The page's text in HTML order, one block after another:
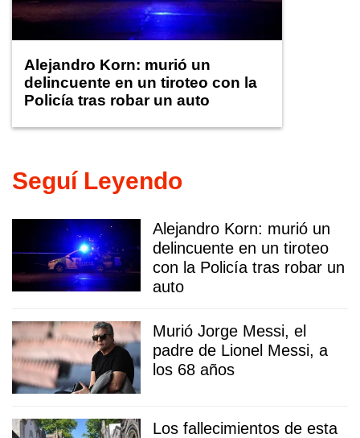
Alejandro Korn: murió un
delincuente en un tiroteo con la
Policía tras robar un auto
Seguí Leyendo
Alejandro Korn: murió un
delincuente en un tiroteo
con la Policía tras robar un
auto
Murió Jorge Messi, el
padre de Lionel Messi, a
los 68 años
Los fallecimientos de esta